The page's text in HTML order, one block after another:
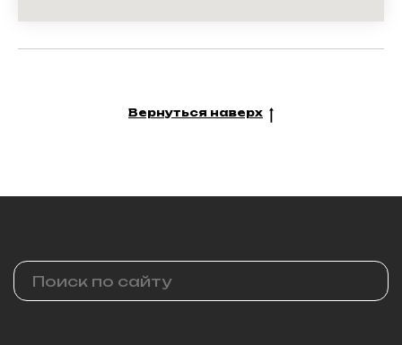
Вернуться наверх